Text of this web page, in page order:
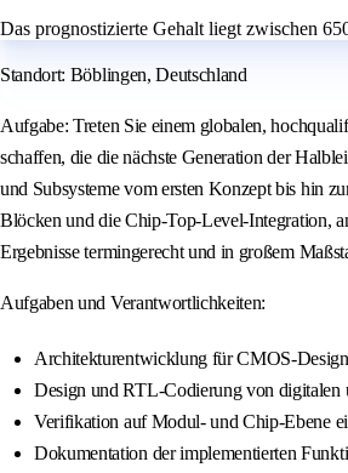
Das prognostizierte Gehalt liegt zwischen
Standort: Böblingen, Deutschland
Aufgabe: Treten Sie einem globalen,
schaffen, die die nächste Generation der
und Subsysteme vom ersten Konzept bis hin
Blöcken und die Chip-Top-Level-Integration,
Ergebnisse termingerecht und in großem
Aufgaben und Verantwortlichkeiten:
Architekturentwicklung für CMOS-
Design und RTL-Codierung von
Verifikation auf Modul- und Chip-Ebene
Dokumentation der implementierten